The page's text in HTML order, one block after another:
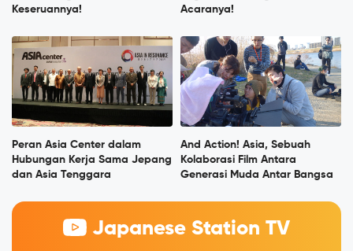
Keseruannya!
Acaranya!
Peran Asia Center dalam
Hubungan Kerja Sama Jepang
dan Asia Tenggara
And Action! Asia, Sebuah
Kolaborasi Film Antara
Generasi Muda Antar Bangsa
Japanese Station TV